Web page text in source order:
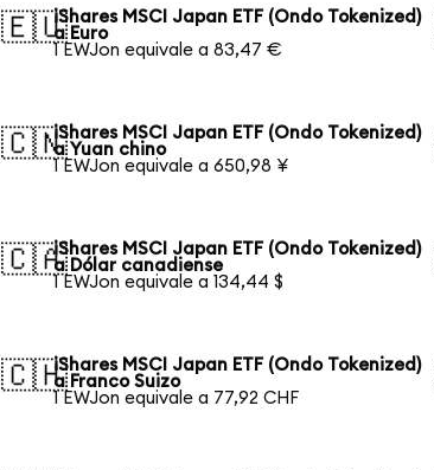
🇪🇺iShares MSCI Japan ETF (Ondo Tokenized)
a Euro
1 EWJon equivale a 83,47 €
🇨🇳iShares MSCI Japan ETF (Ondo Tokenized)
a Yuan chino
1 EWJon equivale a 650,98 ¥
🇨🇦iShares MSCI Japan ETF (Ondo Tokenized)
a Dólar canadiense
1 EWJon equivale a 134,44 $
🇨🇭iShares MSCI Japan ETF (Ondo Tokenized)
a Franco Suizo
1 EWJon equivale a 77,92 CHF